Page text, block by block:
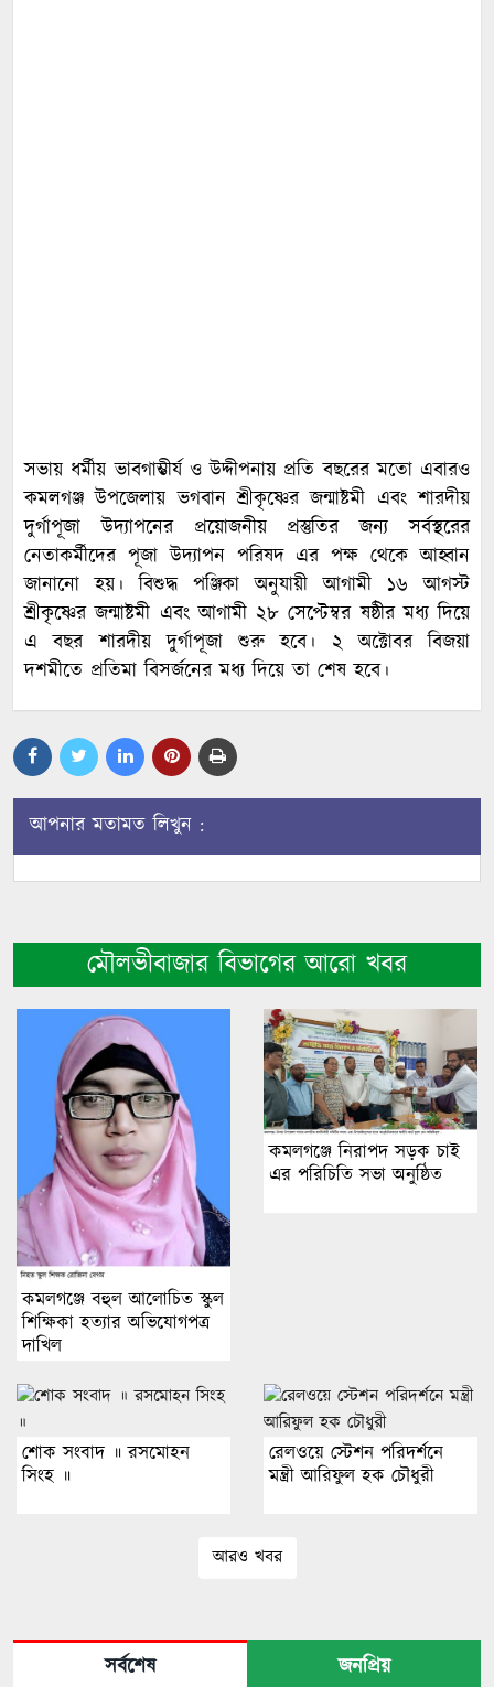
সভায় ধর্মীয় ভাবগাম্ভীর্য ও উদ্দীপনায় প্রতি বছরের মতো এবারও
কমলগঞ্জ উপজেলায় ভগবান শ্রীকৃষ্ণের জন্মাষ্টমী এবং শারদীয়
দুর্গাপূজা উদ্যাপনের প্রয়োজনীয় প্রস্তুতির জন্য সর্বস্থরের
নেতাকর্মীদের পূজা উদ্যাপন পরিষদ এর পক্ষ থেকে আহ্বান
জানানো হয়। বিশুদ্ধ পঞ্জিকা অনুযায়ী আগামী ১৬ আগস্ট
শ্রীকৃষ্ণের জন্মাষ্টমী এবং আগামী ২৮ সেপ্টেম্বর ষষ্ঠীর মধ্য দিয়ে
এ বছর শারদীয় দুর্গাপূজা শুরু হবে। ২ অক্টোবর বিজয়া
দশমীতে প্রতিমা বিসর্জনের মধ্য দিয়ে তা শেষ হবে।
আপনার মতামত লিখুন :
মৌলভীবাজার বিভাগের আরো খবর
কমলগঞ্জে বহুল আলোচিত স্কুল
শিক্ষিকা হত্যার অভিযোগপত্র
দাখিল
কমলগঞ্জে নিরাপদ সড়ক চাই
এর পরিচিতি সভা অনুষ্ঠিত
শোক সংবাদ ॥ রসমোহন
সিংহ ॥
রেলওয়ে স্টেশন পরিদর্শনে
মন্ত্রী আরিফুল হক চৌধুরী
আরও খবর
সর্বশেষ
জনপ্রিয়